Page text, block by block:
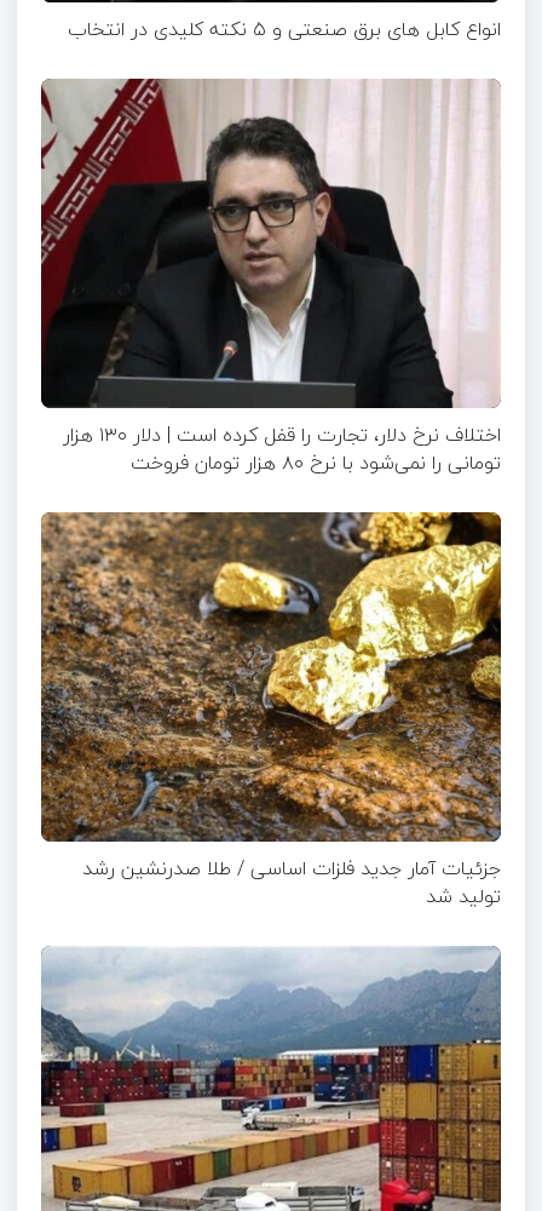
انواع کابل های برق صنعتی و ۵ نکته کلیدی در انتخاب
اختلاف نرخ دلار، تجارت را قفل کرده است | دلار ۱۳۰ هزار
تومانی را نمی‌شود با نرخ ۸۰ هزار تومان فروخت
جزئیات آمار جدید فلزات اساسی / طلا صدرنشین رشد
تولید شد